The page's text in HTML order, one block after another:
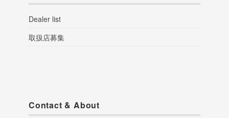
Dealer list
取扱店募集
Contact & About